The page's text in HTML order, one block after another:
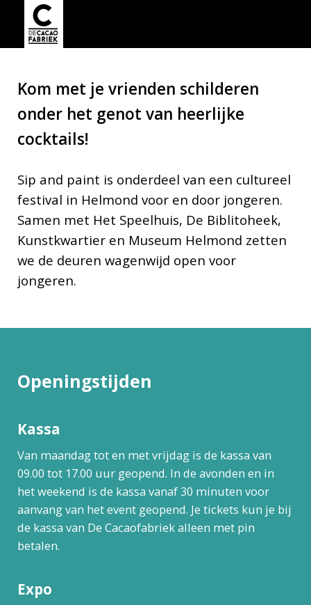
Kom met je vrienden schilderen
onder het genot van heerlijke
cocktails!
Sip and paint is onderdeel van een cultureel
festival in Helmond voor en door jongeren.
Samen met Het Speelhuis, De Biblitoheek,
Kunstkwartier en Museum Helmond zetten
we de deuren wagenwijd open voor
jongeren.
Openingstijden
Kassa
Van maandag tot en met vrijdag is de kassa van
09.00 tot 17.00 uur geopend. In de avonden en in
het weekend is de kassa vanaf 30 minuten voor
aanvang van het event geopend. Je tickets kun je bij
de kassa van De Cacaofabriek alleen met pin
betalen.
Expo